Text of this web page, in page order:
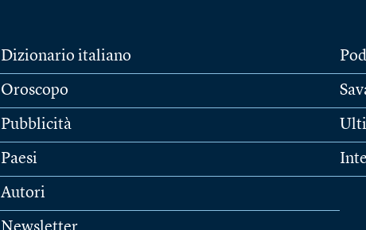
Dizionario italiano
Oroscopo
Pubblicità
Paesi
Autori